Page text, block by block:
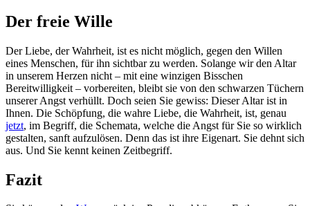
Der freie Wille
Der Liebe, der Wahrheit, ist es nicht möglich, gegen den Willen
eines Menschen, für ihn sichtbar zu werden. Solange wir den Altar
in unserem Herzen nicht – mit eine winzigen Bisschen
Bereitwilligkeit – vorbereiten, bleibt sie von den schwarzen Tüchern
unserer Angst verhüllt. Doch seien Sie gewiss: Dieser Altar ist in
Ihnen. Die Schöpfung, die wahre Liebe, die Wahrheit, ist, genau
jetzt, im Begriff, die Schemata, welche die Angst für Sie so wirklich
gestalten, sanft aufzulösen. Denn das ist ihre Eigenart. Sie dehnt sich
aus. Und Sie kennt keinen Zeitbegriff.
Fazit